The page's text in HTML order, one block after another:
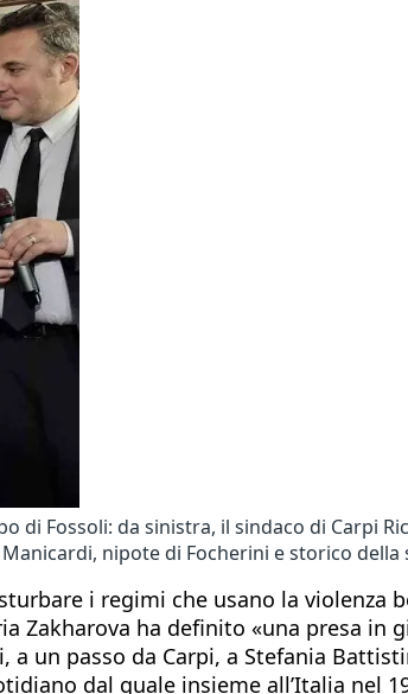
di Fossoli: da sinistra, il sindaco di Carpi
nipote di Focherini e storico della
i regimi che usano la violenza
Zakharova ha definito «una presa in
a un passo da Carpi, a Stefania
dal quale insieme all’Italia nel